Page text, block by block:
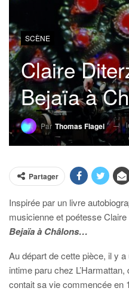
SCÈNE
Claire
Bejaïa à
Par Thomas Flagel
Partager
Inspirée par un livre
musicienne et poétesse
Bejaïa à Châlons…
Au départ de cette pièce, il y a
intime paru chez L’Harmattan,
contait sa vie commencée en